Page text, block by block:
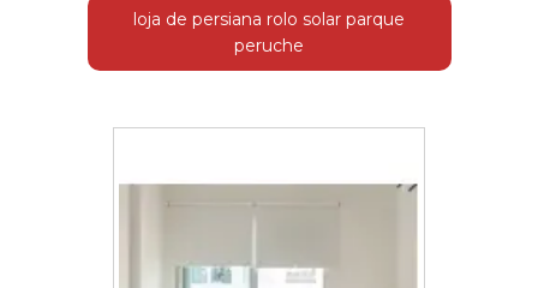
loja de persiana rolo solar parque
peruche